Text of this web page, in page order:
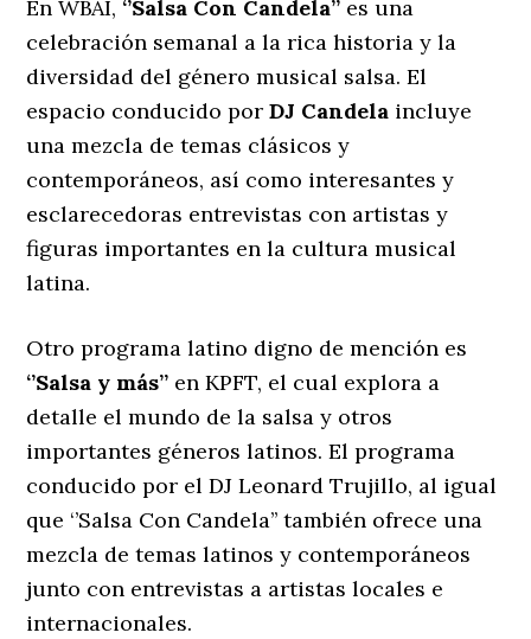
En WBAI, ‘’Salsa Con Candela’’ es una
celebración semanal a la rica historia y la
diversidad del género musical salsa. El
espacio conducido por DJ Candela incluye
una mezcla de temas clásicos y
contemporáneos, así como interesantes y
esclarecedoras entrevistas con artistas y
figuras importantes en la cultura musical
latina.
Otro programa latino digno de mención es
‘’Salsa y más’’ en KPFT, el cual explora a
detalle el mundo de la salsa y otros
importantes géneros latinos. El programa
conducido por el DJ Leonard Trujillo, al igual
que ‘’Salsa Con Candela’’ también ofrece una
mezcla de temas latinos y contemporáneos
junto con entrevistas a artistas locales e
internacionales.